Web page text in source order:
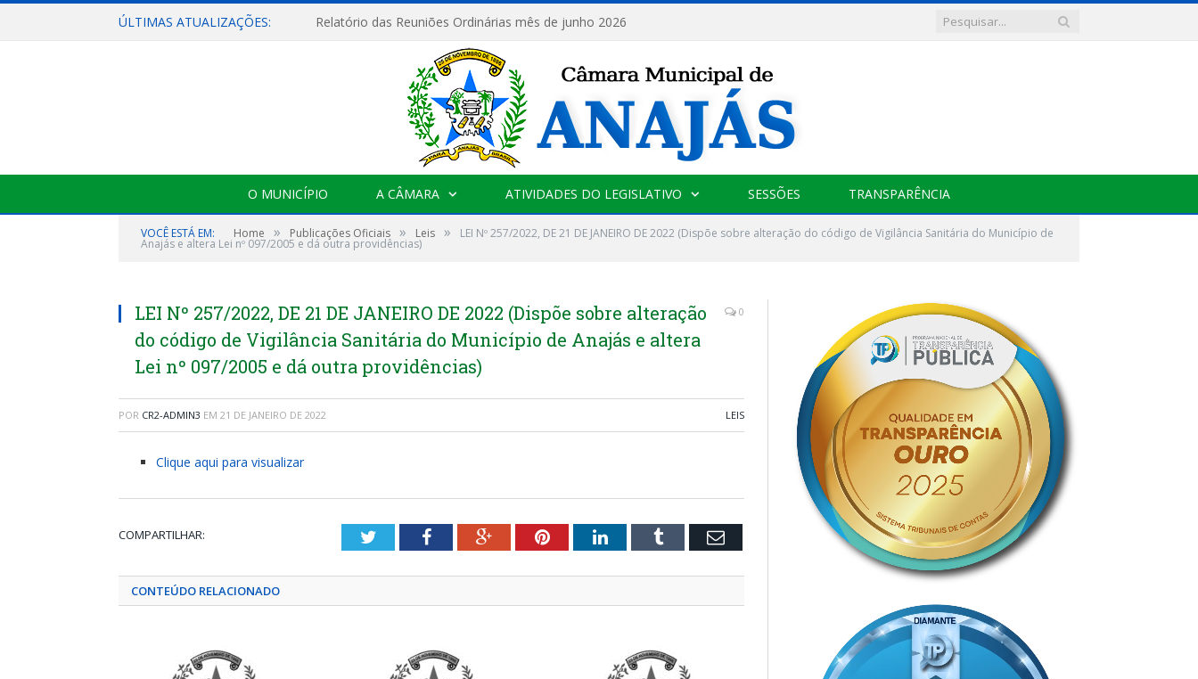
ÚLTIMAS ATUALIZAÇÕES: Relatório das Reuniões Ordinárias mês de junho 2026
O MUNICÍPIO A CÂMARA ATIVIDADES DO LEGISLATIVO SESSÕES TRANSPARÊNCIA
VOCÊ ESTÁ EM: Home » Publicações Oficiais » Leis » LEI Nº 257/2022, DE 21 DE JANEIRO DE 2022 (Dispõe sobre alteração do código de Vigilância Sanitária do Município de
Anajás e altera Lei nº 097/2005 e dá outra providências)
LEI Nº 257/2022, DE 21 DE JANEIRO DE 2022 (Dispõe sobre alteração
do código de Vigilância Sanitária do Município de Anajás e altera
Lei nº 097/2005 e dá outra providências)
0
POR CR2-ADMIN3 EM 21 DE JANEIRO DE 2022 LEIS
Clique aqui para visualizar
COMPARTILHAR: TwitterFacebookGoogle+PinterestLinkedInTumblr Email
CONTEÚDO RELACIONADO